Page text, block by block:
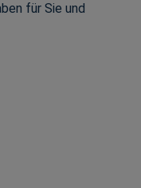
für Sie und